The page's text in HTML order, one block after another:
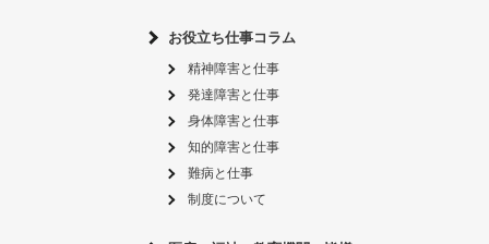
お役立ち仕事コラム
精神障害と仕事
発達障害と仕事
身体障害と仕事
知的障害と仕事
難病と仕事
制度について